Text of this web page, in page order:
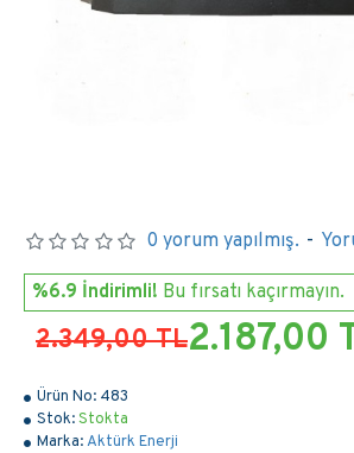
Ürün No: 483
Stok:Stokta
Marka:Aktürk Enerji
0 yorum yapılmış. -
%6.9 İndirimli! Bu fırsatı kaçırmayın.
2.349,00 TL2.187,00